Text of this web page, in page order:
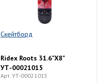
Скейтборд
Ridex Roots 31.6"X8"
УТ-00021015
Арт. УТ-00021015